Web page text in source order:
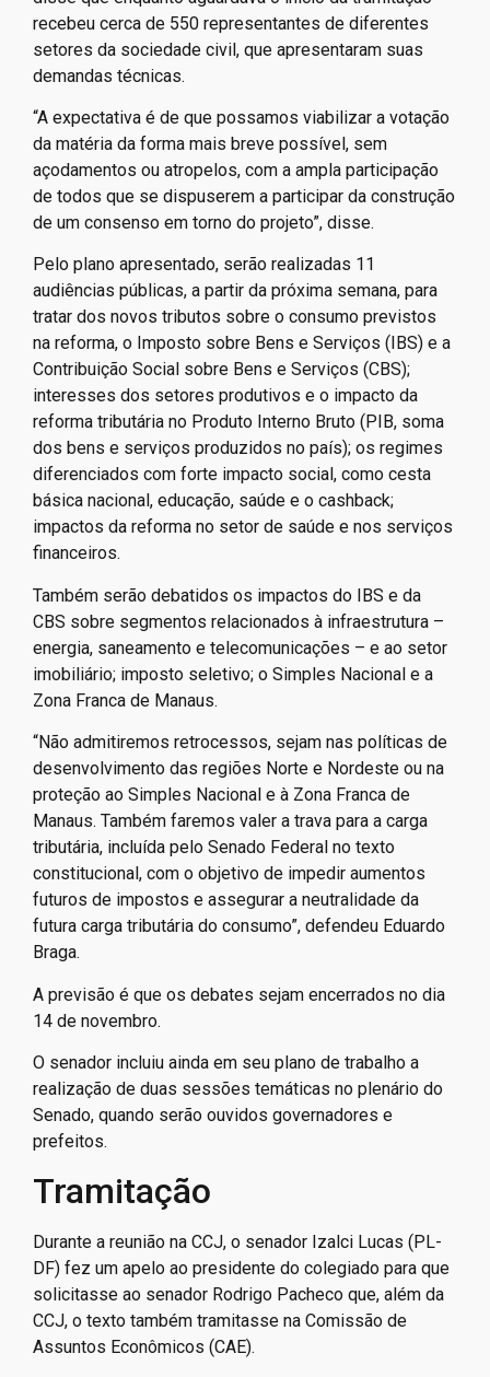
recebeu cerca de 550 representantes de diferentes
setores da sociedade civil, que apresentaram suas
demandas técnicas.
“A expectativa é de que possamos viabilizar a votação
da matéria da forma mais breve possível, sem
açodamentos ou atropelos, com a ampla participação
de todos que se dispuserem a participar da construção
de um consenso em torno do projeto”, disse.
Pelo plano apresentado, serão realizadas 11
audiências públicas, a partir da próxima semana, para
tratar dos novos tributos sobre o consumo previstos
na reforma, o Imposto sobre Bens e Serviços (IBS) e a
Contribuição Social sobre Bens e Serviços (CBS);
interesses dos setores produtivos e o impacto da
reforma tributária no Produto Interno Bruto (PIB, soma
dos bens e serviços produzidos no país); os regimes
diferenciados com forte impacto social, como cesta
básica nacional, educação, saúde e o cashback;
impactos da reforma no setor de saúde e nos serviços
financeiros.
Também serão debatidos os impactos do IBS e da
CBS sobre segmentos relacionados à infraestrutura –
energia, saneamento e telecomunicações – e ao setor
imobiliário; imposto seletivo; o Simples Nacional e a
Zona Franca de Manaus.
“Não admitiremos retrocessos, sejam nas políticas de
desenvolvimento das regiões Norte e Nordeste ou na
proteção ao Simples Nacional e à Zona Franca de
Manaus. Também faremos valer a trava para a carga
tributária, incluída pelo Senado Federal no texto
constitucional, com o objetivo de impedir aumentos
futuros de impostos e assegurar a neutralidade da
futura carga tributária do consumo”, defendeu Eduardo
Braga.
A previsão é que os debates sejam encerrados no dia
14 de novembro.
O senador incluiu ainda em seu plano de trabalho a
realização de duas sessões temáticas no plenário do
Senado, quando serão ouvidos governadores e
prefeitos.
Tramitação
Durante a reunião na CCJ, o senador Izalci Lucas (PL-
DF) fez um apelo ao presidente do colegiado para que
solicitasse ao senador Rodrigo Pacheco que, além da
CCJ, o texto também tramitasse na Comissão de
Assuntos Econômicos (CAE).